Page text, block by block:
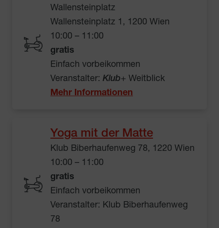
Wallensteinplatz
Wallensteinplatz 1, 1200 Wien
10:00 – 11:00
gratis
Einfach vorbeikommen
Veranstalter: Klub+ Weitblick
Mehr Informationen
Yoga mit der Matte
Klub Biberhaufenweg 78, 1220 Wien
10:00 – 11:00
gratis
Einfach vorbeikommen
Veranstalter: Klub Biberhaufenweg
78